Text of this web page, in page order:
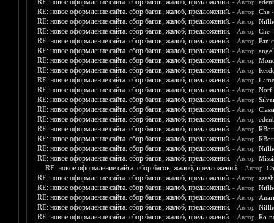
RE: новое оформление сайта. сбор багов, жалоб, предложений. - Автор:
RE: новое оформление сайта. сбор багов, жалоб, предложений. - Автор: Che-
RE: новое оформление сайта. сбор багов, жалоб, предложений. - Автор:
RE: новое оформление сайта. сбор багов, жалоб, предложений. - Автор: Che-
RE: новое оформление сайта. сбор багов, жалоб, предложений. - Автор:
RE: новое оформление сайта. сбор багов, жалоб, предложений. - Автор:
RE: новое оформление сайта. сбор багов, жалоб, предложений. - Автор:
RE: новое оформление сайта. сбор багов, жалоб, предложений. - Автор:
RE: новое оформление сайта. сбор багов, жалоб, предложений. - Автор:
RE: новое оформление сайта. сбор багов, жалоб, предложений. - Автор: Norf
RE: новое оформление сайта. сбор багов, жалоб, предложений. - Автор:
RE: новое оформление сайта. сбор багов, жалоб, предложений. - Автор:
RE: новое оформление сайта. сбор багов, жалоб, предложений. - Автор:
RE: новое оформление сайта. сбор багов, жалоб, предложений. - Автор:
RE: новое оформление сайта. сбор багов, жалоб, предложений. - Автор:
RE: новое оформление сайта. сбор багов, жалоб, предложений. - Автор:
RE: новое оформление сайта. сбор багов, жалоб, предложений. - Автор:
RE: новое оформление сайта. сбор багов, жалоб, предложений. - Автор:
RE: новое оформление сайта. сбор багов, жалоб, предложений. - Автор:
RE: новое оформление сайта. сбор багов, жалоб, предложений. - Автор:
RE: новое оформление сайта. сбор багов, жалоб, предложений. - Автор:
RE: новое оформление сайта. сбор багов, жалоб, предложений. - Автор:
RE: новое оформление сайта. сбор багов, жалоб, предложений. - Автор: Ro-